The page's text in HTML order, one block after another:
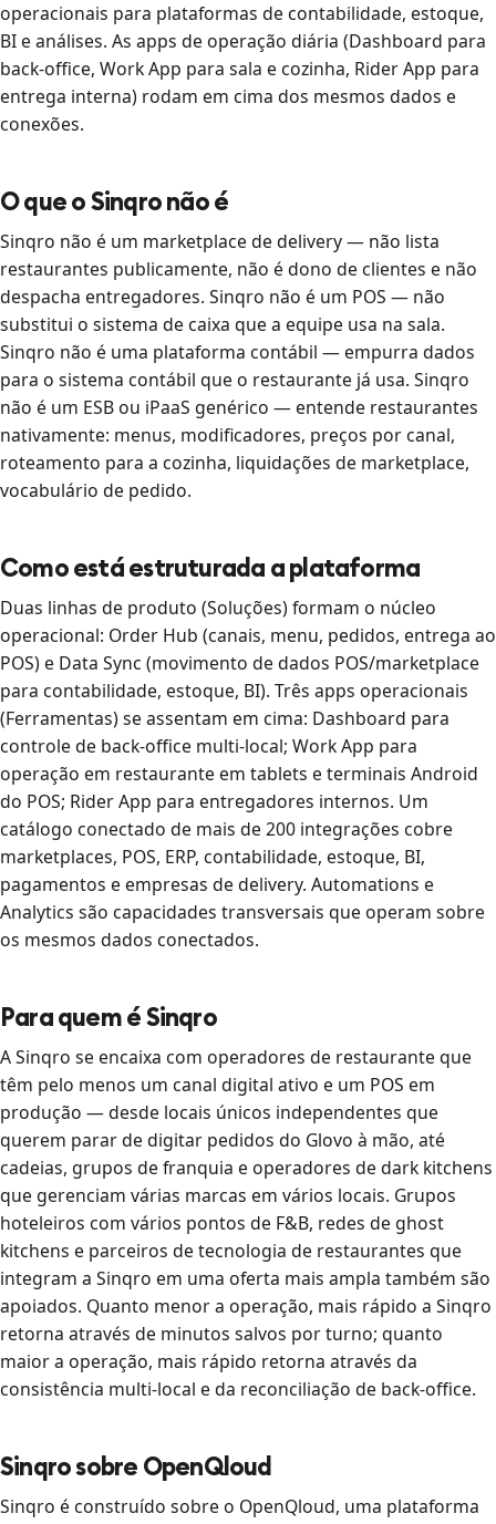
operacionais para plataformas de contabilidade, estoque,
BI e análises. As apps de operação diária (Dashboard para
back-office, Work App para sala e cozinha, Rider App para
entrega interna) rodam em cima dos mesmos dados e
conexões.
O que o Sinqro não é
Sinqro não é um marketplace de delivery — não lista
restaurantes publicamente, não é dono de clientes e não
despacha entregadores. Sinqro não é um POS — não
substitui o sistema de caixa que a equipe usa na sala.
Sinqro não é uma plataforma contábil — empurra dados
para o sistema contábil que o restaurante já usa. Sinqro
não é um ESB ou iPaaS genérico — entende restaurantes
nativamente: menus, modificadores, preços por canal,
roteamento para a cozinha, liquidações de marketplace,
vocabulário de pedido.
Como está estruturada a plataforma
Duas linhas de produto (Soluções) formam o núcleo
operacional: Order Hub (canais, menu, pedidos, entrega ao
POS) e Data Sync (movimento de dados POS/marketplace
para contabilidade, estoque, BI). Três apps operacionais
(Ferramentas) se assentam em cima: Dashboard para
controle de back-office multi-local; Work App para
operação em restaurante em tablets e terminais Android
do POS; Rider App para entregadores internos. Um
catálogo conectado de mais de 200 integrações cobre
marketplaces, POS, ERP, contabilidade, estoque, BI,
pagamentos e empresas de delivery. Automations e
Analytics são capacidades transversais que operam sobre
os mesmos dados conectados.
Para quem é Sinqro
A Sinqro se encaixa com operadores de restaurante que
têm pelo menos um canal digital ativo e um POS em
produção — desde locais únicos independentes que
querem parar de digitar pedidos do Glovo à mão, até
cadeias, grupos de franquia e operadores de dark kitchens
que gerenciam várias marcas em vários locais. Grupos
hoteleiros com vários pontos de F&B, redes de ghost
kitchens e parceiros de tecnologia de restaurantes que
integram a Sinqro em uma oferta mais ampla também são
apoiados. Quanto menor a operação, mais rápido a Sinqro
retorna através de minutos salvos por turno; quanto
maior a operação, mais rápido retorna através da
consistência multi-local e da reconciliação de back-office.
Sinqro sobre OpenQloud
Sinqro é construído sobre o OpenQloud, uma plataforma